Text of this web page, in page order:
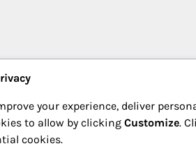
your experience, deliver
to allow by clicking Customize.
cookies.